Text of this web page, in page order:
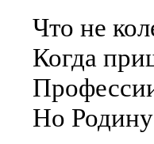
Что не
Когда
Но